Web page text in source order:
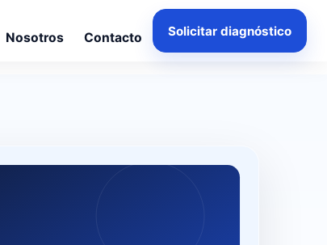
Nosotros Contacto Solicitar diagnóstico